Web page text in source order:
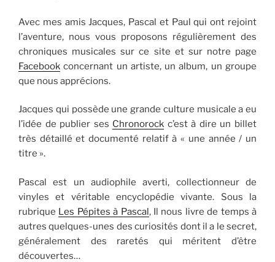
Avec mes amis Jacques, Pascal et Paul qui ont rejoint
l’aventure, nous vous proposons régulièrement des
chroniques musicales sur ce site et sur notre page
Facebook concernant un artiste, un album, un groupe
que nous apprécions.
Jacques qui possède une grande culture musicale a eu
l’idée de publier ses Chronorock c’est à dire un billet
très détaillé et documenté relatif à « une année / un
titre ».
Pascal est un audiophile averti, collectionneur de
vinyles et véritable encyclopédie vivante. Sous la
rubrique Les Pépites à Pascal, Il nous livre de temps à
autres quelques-unes des curiosités dont il a le secret,
généralement des raretés qui méritent d’être
découvertes…